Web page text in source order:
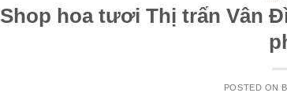
Shop hoa tươi Thị trấn Vân
POSTED ON